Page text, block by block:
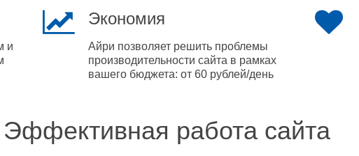
и
Экономия
Айри позволяет решить проблемы
производительности сайта в рамках
вашего бюджета: от 60 рублей/день
Эффективная работа сайта